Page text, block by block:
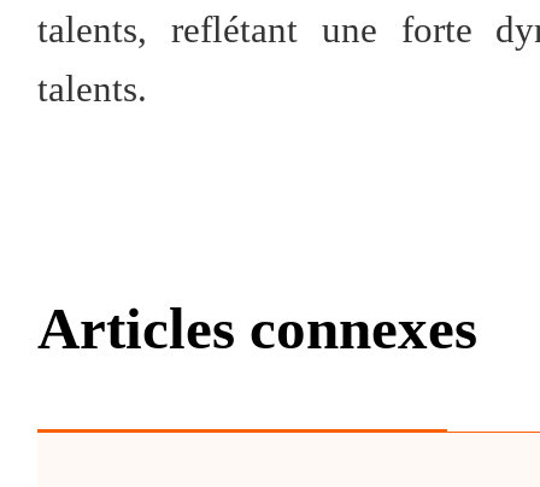
talents, reflétant une forte
talents.
Articles connexes